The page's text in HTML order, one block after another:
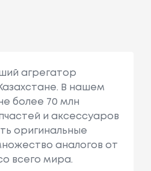
агрегатор
В нашем
более 70 млн
и аксессуаров
оригинальные
аналогов от
всего мира.